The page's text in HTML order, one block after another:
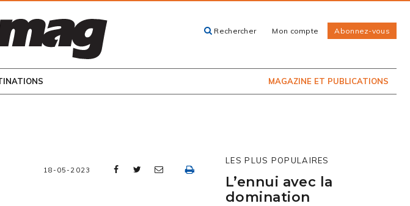
Rechercher Mon compte Abonnez-vous
MAGAZINE ET PUBLICATIONS
EN KIOSQUE
18-05-2023
LES PLUS POPULAIRES
L’ennui avec la
domination